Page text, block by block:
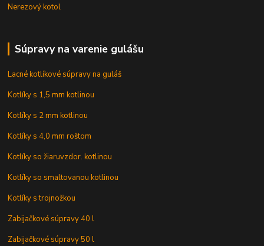
Nerezový kotol
Súpravy na varenie gulášu
Lacné kotlíkové súpravy na guláš
Kotlíky s 1,5 mm kotlinou
Kotlíky s 2 mm kotlinou
Kotlíky s 4,0 mm roštom
Kotlíky so žiaruvzdor. kotlinou
Kotlíky so smaltovanou kotlinou
Kotlíky s trojnožkou
Zabijačkové súpravy 40 l
Zabijačkové súpravy 50 l